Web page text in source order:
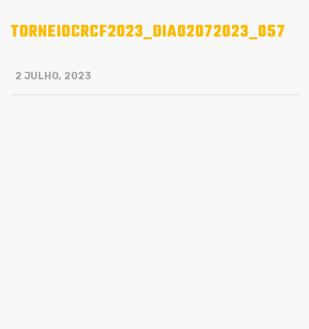
TORNEIOCRCF2023_DIA02072023_057
2 JULHO, 2023